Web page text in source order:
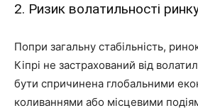
2. Ризик волатильності
Попри загальну стабільність,
Кіпрі не застрахований від
бути спричинена глобальними
коливаннями або місцевими